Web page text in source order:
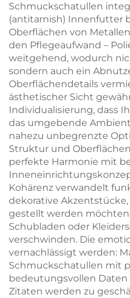
Schmuckschatullen
(antitarnish) Innenfutter
Oberflächen von
den Pflegeaufwand –
weitgehend, wodurch
sondern auch ein
Oberflächendetails
ästhetischer Sicht
Individualisierung, dass
das umgebende
nahezu unbegrenzte
Struktur und
perfekte Harmonie mit
Kohärenz verwandelt
dekorative
gestellt werden
Schubladen oder
verschwinden. Die
vernachlässigt werden:
Schmuckschatullen mit
bedeutungsvollen Daten
Zitaten werden zu